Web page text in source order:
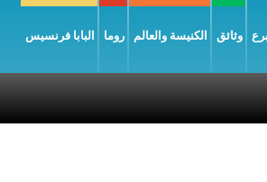
البابا فرنسيس روما الكنيسة والعالم وثائق